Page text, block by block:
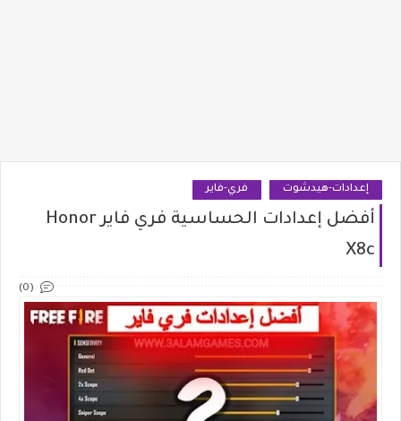
إعدادات-هيدشوت فري-فاير
أفضل إعدادات الحساسية فري فاير Honor
X8c
(0)